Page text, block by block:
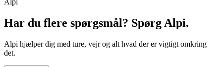
Har du flere spørgsmål? Spørg Alpi.
Alpi hjælper dig med ture, vejr og alt hvad der er vigtigt omkring
det.